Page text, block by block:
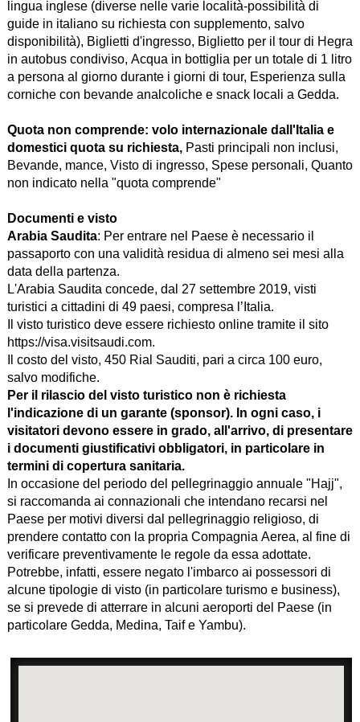
lingua inglese (diverse nelle varie località-possibilità di
guide in italiano su richiesta con supplemento, salvo
disponibilità), Biglietti d'ingresso, Biglietto per il tour di Hegra
in autobus condiviso, Acqua in bottiglia per un totale di 1 litro
a persona al giorno durante i giorni di tour, Esperienza sulla
corniche con bevande analcoliche e snack locali a Gedda.
Quota non comprende: volo internazionale dall'Italia e
domestici quota su richiesta, Pasti principali non inclusi,
Bevande, mance, Visto di ingresso, Spese personali, Quanto
non indicato nella "quota comprende"
Documenti e visto
Arabia Saudita: Per entrare nel Paese è necessario il
passaporto con una validità residua di almeno sei mesi alla
data della partenza.
L'Arabia Saudita concede, dal 27 settembre 2019, visti
turistici a cittadini di 49 paesi, compresa l’Italia.
Il visto turistico deve essere richiesto online tramite il sito
https://visa.visitsaudi.com.
Il costo del visto, 450 Rial Sauditi, pari a circa 100 euro,
salvo modifiche.
Per il rilascio del visto turistico non è richiesta
l'indicazione di un garante (sponsor). In ogni caso, i
visitatori devono essere in grado, all'arrivo, di presentare
i documenti giustificativi obbligatori, in particolare in
termini di copertura sanitaria.
In occasione del periodo del pellegrinaggio annuale "Hajj",
si raccomanda ai connazionali che intendano recarsi nel
Paese per motivi diversi dal pellegrinaggio religioso, di
prendere contatto con la propria Compagnia Aerea, al fine di
verificare preventivamente le regole da essa adottate.
Potrebbe, infatti, essere negato l'imbarco ai possessori di
alcune tipologie di visto (in particolare turismo e business),
se si prevede di atterrare in alcuni aeroporti del Paese (in
particolare Gedda, Medina, Taif e Yambu).